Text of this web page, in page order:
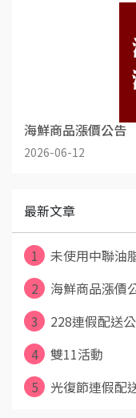
海鮮商品漲價公告
2026-06-12
最新文章
1
未使用中聯油
2
海鮮商品漲價
3
228連假配送
4
雙11活動
5
光復節連假配